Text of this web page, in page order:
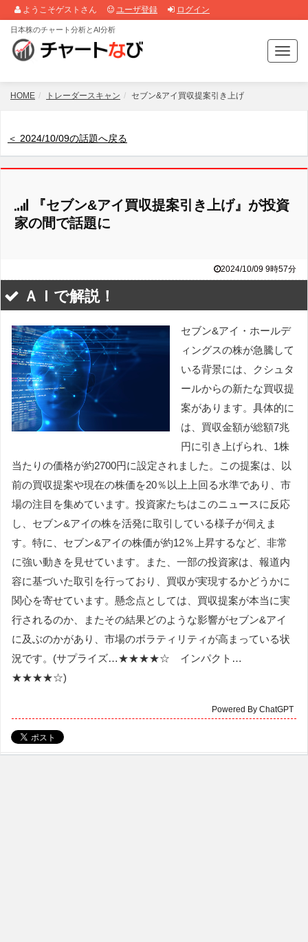
ようこそゲストさん ユーザ登録 ログイン
T
o
g
a
日本株のチャート分析とAI分析
HOME トレーダースキャン セブン&アイ買収提案引き上げ
＜ 2024/10/09の話題へ戻る
『セブン&アイ買収提案引き上げ』が投資
家の間で話題に
2024/10/09 9時57分
ＡＩで解説！
セブン&アイ・ホールデ
ィングスの株が急騰して
いる背景には、クシュタ
ールからの新たな買収提
案があります。具体的に
は、買収金額が総額7兆
円に引き上げられ、1株
当たりの価格が約2700円に設定されました。この提案は、以
前の買収提案や現在の株価を20％以上上回る水準であり、市
場の注目を集めています。投資家たちはこのニュースに反応
し、セブン&アイの株を活発に取引している様子が伺えま
す。特に、セブン&アイの株価が約12％上昇するなど、非常
に強い動きを見せています。また、一部の投資家は、報道内
容に基づいた取引を行っており、買収が実現するかどうかに
関心を寄せています。懸念点としては、買収提案が本当に実
行されるのか、またその結果どのような影響がセブン&アイ
に及ぶのかがあり、市場のボラティリティが高まっている状
況です。(サプライズ…★★★★☆ インパクト…
★★★★☆)
Powered By ChatGPT